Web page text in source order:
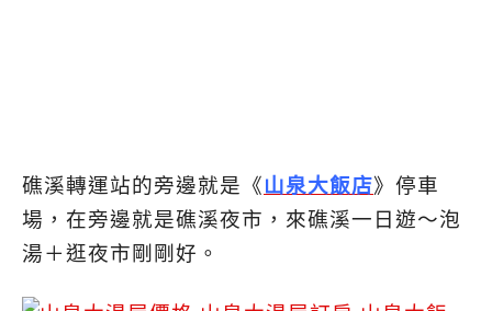
礁溪轉運站的旁邊就是《山泉大飯店》停車
場，在旁邊就是礁溪夜市，來礁溪一日遊～泡
湯＋逛夜市剛剛好。